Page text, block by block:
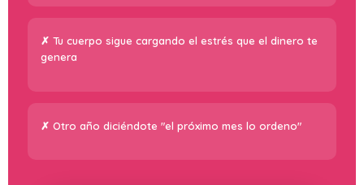
Tu cuerpo sigue cargando el estrés que el dinero te
genera
Otro año diciéndote "el próximo mes lo ordeno"